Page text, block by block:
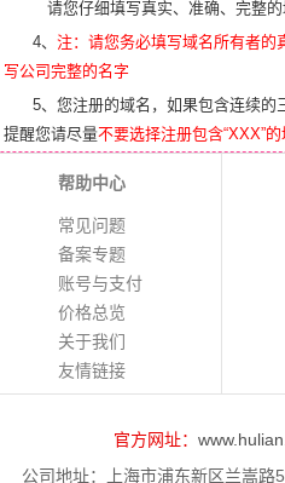
请您仔细填写真实、准确、完整
4、 注：请您务必填写域名所有者的
写公司完整的名字
5、您注册的域名，如果包含连续的
提醒您请尽量不要选择注册包含“XXX”的
帮助中心
常见问题
备案专题
账号与支付
价格总览
关于我们
友情链接
官方网址：
公司地址：上海市浦东新区兰嵩路